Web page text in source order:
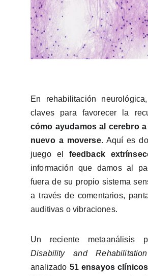
En rehabilitación
claves para favorecer la
cómo ayudamos al cerebro
nuevo a moverse. Aquí es
juego el feedback
información que damos al
fuera de su propio sistema
a través de comentarios,
auditivas o vibraciones.
Un reciente metaanálisis
Disability and Rehabilitation
analizado 51 ensayos